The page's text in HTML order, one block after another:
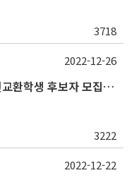
3718
2023학년도 2학기 본부 국외파견교환학생 후보자 모집 안내
3222
2022-12-26
2022-12-22